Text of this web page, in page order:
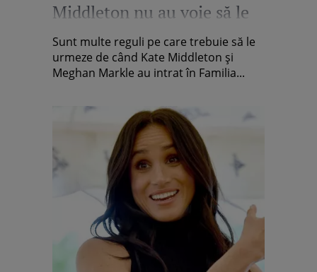
Middleton nu au voie să le
rostească
Sunt multe reguli pe care trebuie să le
urmeze de când Kate Middleton și
Meghan Markle au intrat în Familia...